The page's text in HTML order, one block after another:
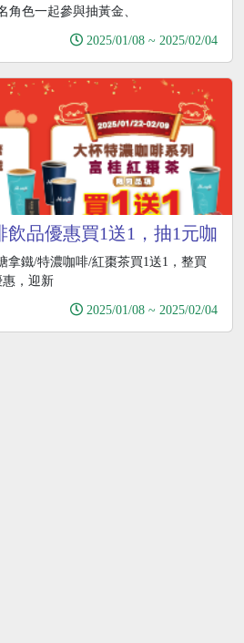
角色一起參與抽黃金、
2025/01/08 ~ 2025/02/04
品優惠買1送1，抽1元咖
拿鐵/特濃咖啡/紅棗茶買1送1，整買
，迎新
2025/01/08 ~ 2025/02/04